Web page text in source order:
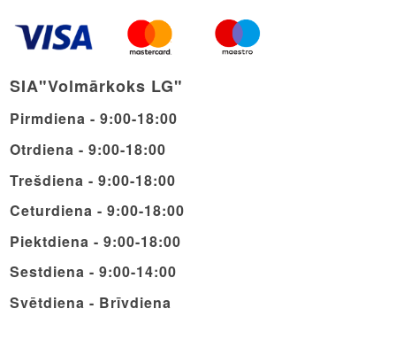
SIA"Volmārkoks LG"
Pirmdiena - 9:00-18:00
Otrdiena - 9:00-18:00
Trešdiena - 9:00-18:00
Ceturdiena - 9:00-18:00
Piektdiena - 9:00-18:00
Sestdiena - 9:00-14:00
Svētdiena - Brīvdiena